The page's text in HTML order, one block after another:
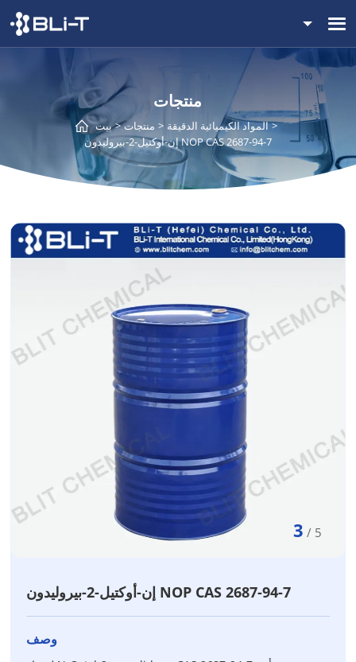
منتجات
بيت منتجات
المواد الكيميائية الدقيقة
إن-أوكتيل-2-بيروليدون NOP CAS 2687-94-7
3 / 5
إن-أوكتيل-2-بيروليدون NOP CAS 2687-94-7
وصف